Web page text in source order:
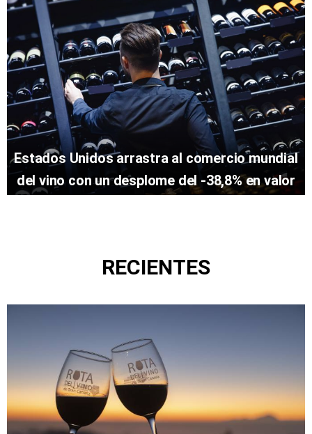
Estados Unidos arrastra al comercio mundial
del vino con un desplome del -38,8% en valor
RECIENTES